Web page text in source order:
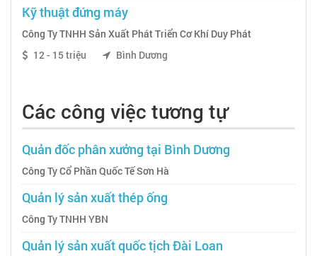
Kỹ thuật đứng máy
Công Ty TNHH Sản Xuất Phát Triển Cơ Khí Duy Phát
12 - 15 triệu
Bình Dương
Các công việc tương tự
Quản đốc phân xưởng tại Bình Dương
Công Ty Cổ Phần Quốc Tế Sơn Hà
Quản lý sản xuất thép ống
Công Ty TNHH YBN
Quản lý sản xuất quốc tịch Đài Loan